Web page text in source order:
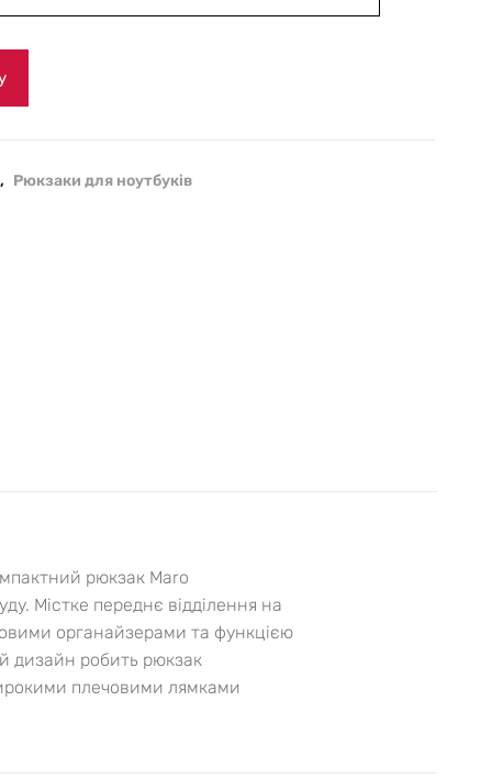
, Рюкзаки для ноутбуків
рюкзак Maro
Містке переднє відділення на
органайзерами та функцією
дизайн робить рюкзак
плечовими лямками